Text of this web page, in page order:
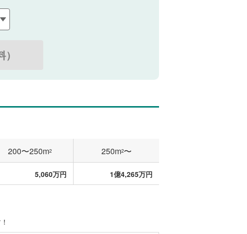
200〜250m2 250m2〜
5,060万円 1億4,265万円